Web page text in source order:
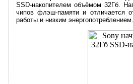
SSD-накопителем объёмом 32Гб.
чипов флэш-памяти и отличается
работы и низким энергопотреблением.